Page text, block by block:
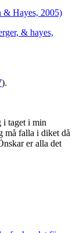
& Hayes, 2005)
& hayes,
).
i taget i min
må falla i diket då
er alla det